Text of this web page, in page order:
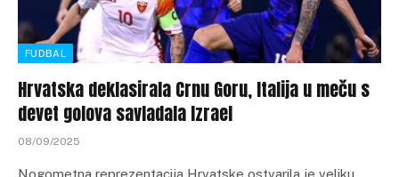
FUDBAL
Hrvatska deklasirala Crnu Goru, Italija u meču s
devet golova savladala Izrael
08/09/2025
Nogometna reprezentacija Hrvatske ostvarila je veliku